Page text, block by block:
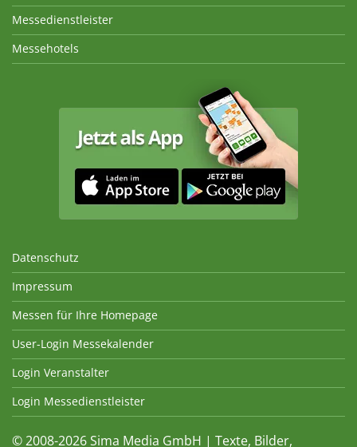
Messedienstleister
Messehotels
Datenschutz
Impressum
Messen für Ihre Homepage
User-Login Messekalender
Login Veranstalter
Login Messedienstleister
© 2008-2026 Sima Media GmbH | Texte, Bilder,